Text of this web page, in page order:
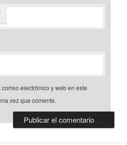
electrónico y web en este
vez que comente.